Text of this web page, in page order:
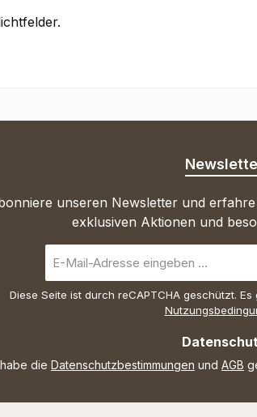
unseren Newsletter und
exklusiven Aktionen und
Mail-
Diese Seite ist durch reCAPTCHA geschützt. Es
die Datenschutzbestimmungen und AGB